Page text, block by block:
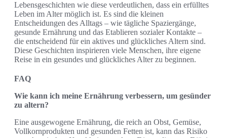
Lebensgeschichten wie diese verdeutlichen, dass ein erfülltes
Leben im Alter möglich ist. Es sind die kleinen
Entscheidungen des Alltags – wie tägliche Spaziergänge,
gesunde Ernährung und das Etablieren sozialer Kontakte –
die entscheidend für ein aktives und glückliches Altern sind.
Diese Geschichten inspirieren viele Menschen, ihre eigene
Reise in ein gesundes und glückliches Alter zu beginnen.
FAQ
Wie kann ich meine Ernährung verbessern, um gesünder
zu altern?
Eine ausgewogene Ernährung, die reich an Obst, Gemüse,
Vollkornprodukten und gesunden Fetten ist, kann das Risiko